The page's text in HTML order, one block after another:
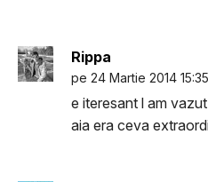
Rippa
pe 24 Martie 2014 15:35
e iteresant l am
aia era ceva